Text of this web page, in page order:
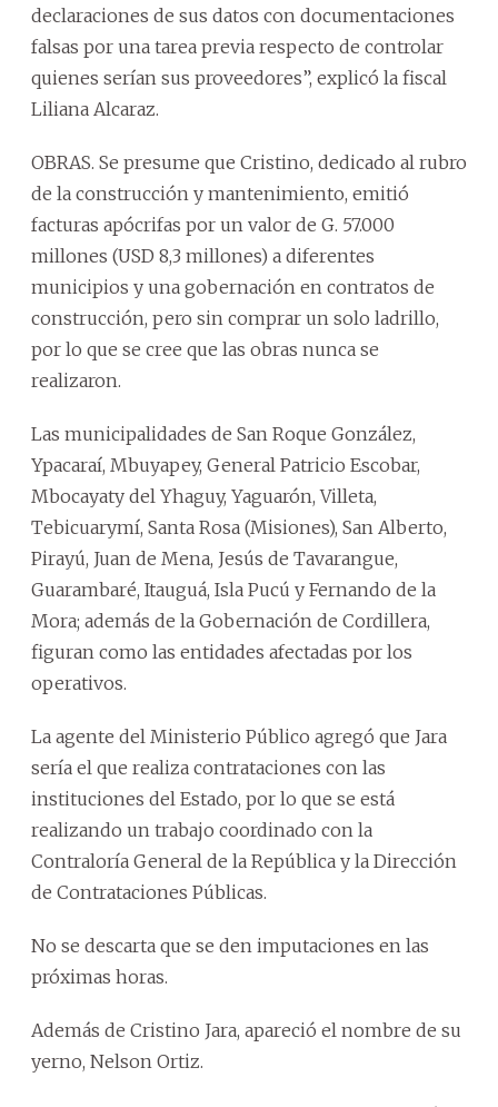
declaraciones de sus datos con documentaciones
falsas por una tarea previa respecto de controlar
quienes serían sus proveedores”, explicó la fiscal
Liliana Alcaraz.
OBRAS. Se presume que Cristino, dedicado al rubro
de la construcción y mantenimiento, emitió
facturas apócrifas por un valor de G. 57.000
millones (USD 8,3 millones) a diferentes
municipios y una gobernación en contratos de
construcción, pero sin comprar un solo ladrillo,
por lo que se cree que las obras nunca se
realizaron.
Las municipalidades de San Roque González,
Ypacaraí, Mbuyapey, General Patricio Escobar,
Mbocayaty del Yhaguy, Yaguarón, Villeta,
Tebicuarymí, Santa Rosa (Misiones), San Alberto,
Pirayú, Juan de Mena, Jesús de Tavarangue,
Guarambaré, Itauguá, Isla Pucú y Fernando de la
Mora; además de la Gobernación de Cordillera,
figuran como las entidades afectadas por los
operativos.
La agente del Ministerio Público agregó que Jara
sería el que realiza contrataciones con las
instituciones del Estado, por lo que se está
realizando un trabajo coordinado con la
Contraloría General de la República y la Dirección
de Contrataciones Públicas.
No se descarta que se den imputaciones en las
próximas horas.
Además de Cristino Jara, apareció el nombre de su
yerno, Nelson Ortiz.